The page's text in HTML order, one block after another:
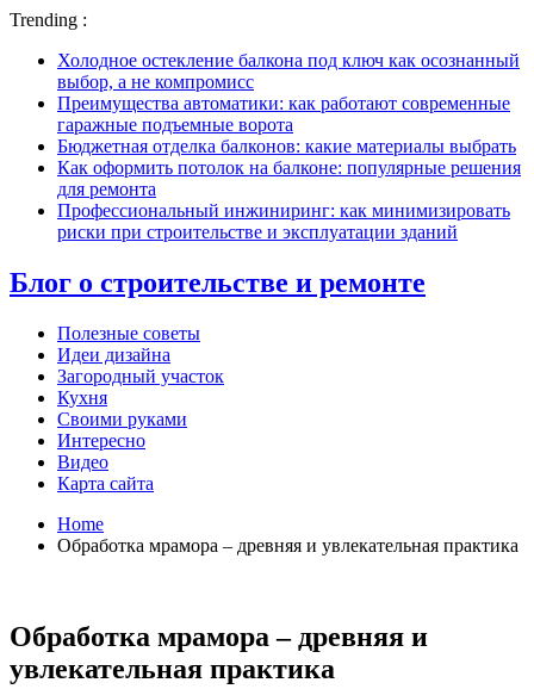
Trending :
Холодное остекление балкона под ключ как осознанный
выбор, а не компромисс
Преимущества автоматики: как работают современные
гаражные подъемные ворота
Бюджетная отделка балконов: какие материалы выбрать
Как оформить потолок на балконе: популярные решения
для ремонта
Профессиональный инжиниринг: как минимизировать
риски при строительстве и эксплуатации зданий
Блог о строительстве и ремонте
Полезные советы
Идеи дизайна
Загородный участок
Кухня
Своими руками
Интересно
Видео
Карта сайта
Home
Обработка мрамора ‒ древняя и увлекательная практика
Обработка мрамора ‒ древняя и
увлекательная практика